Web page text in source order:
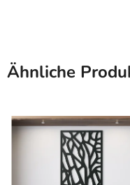
Ähnliche